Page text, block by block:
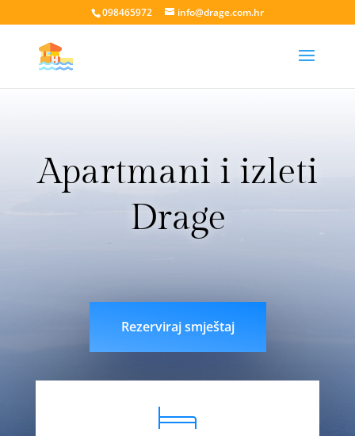
098465972 info@drage.com.hr
Apartmani i izleti
Drage
Rezerviraj smještaj